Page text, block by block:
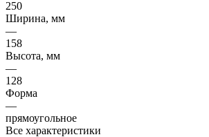
250
Ширина, мм
—
158
Высота, мм
—
128
Форма
—
прямоугольное
Все характеристики